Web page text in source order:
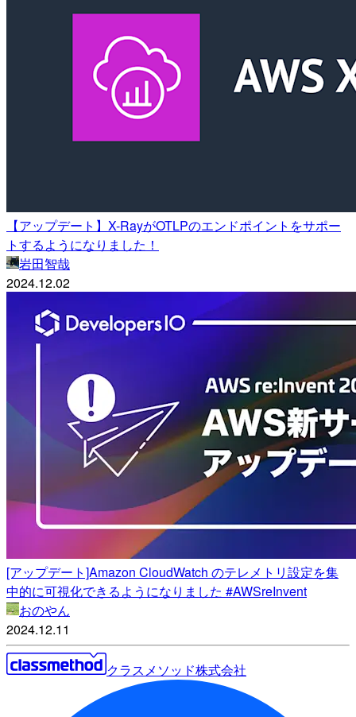
【アップデート】X-RayがOTLPのエンドポイントをサポー
トするようになりました！
岩田智哉
2024.12.02
[アップデート]Amazon CloudWatch のテレメトリ設定を集
中的に可視化できるようになりました #AWSreInvent
おのやん
2024.12.11
クラスメソッド株式会社